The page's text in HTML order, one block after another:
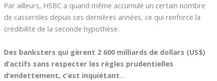
Par ailleurs, HSBC a quand même accumulé un certain nombre
de casseroles depuis ces dernières années, ce qui renforce la
crédibilité de la seconde hypothèse.
Des banksters qui gèrent 2 600 milliards de dollars (US$)
d’actifs sans respecter les règles prudentielles
d’endettement, c’est inquiétant…